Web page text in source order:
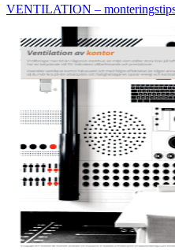
VENTILATION –